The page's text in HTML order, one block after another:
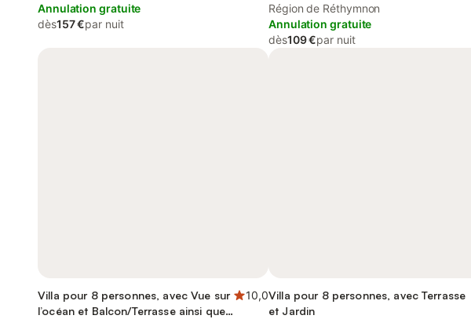
Annulation gratuite
dès157 €par nuit
Région de Réthymnon
Annulation gratuite
dès109 €par nuit
Villa pour 8 personnes, avec Vue sur
l’océan et Balcon/Terrasse ainsi que
10,0Villa pour 8 personnes, avec Terrasse
et Jardin